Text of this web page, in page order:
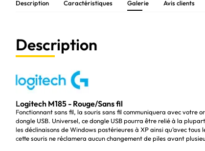
Description Caractéristiques Galerie Avis clients
Description
Logitech M185 - Rouge/Sans fil
Fonctionnant sans fil, la souris sans fil communiquera avec votre
dongle USB. Universel, ce dongle USB pourra être relié à la
les déclinaisons de Windows postérieures à XP ainsi qu’avec
cette souris ne réclamera aucun changement de piles avant